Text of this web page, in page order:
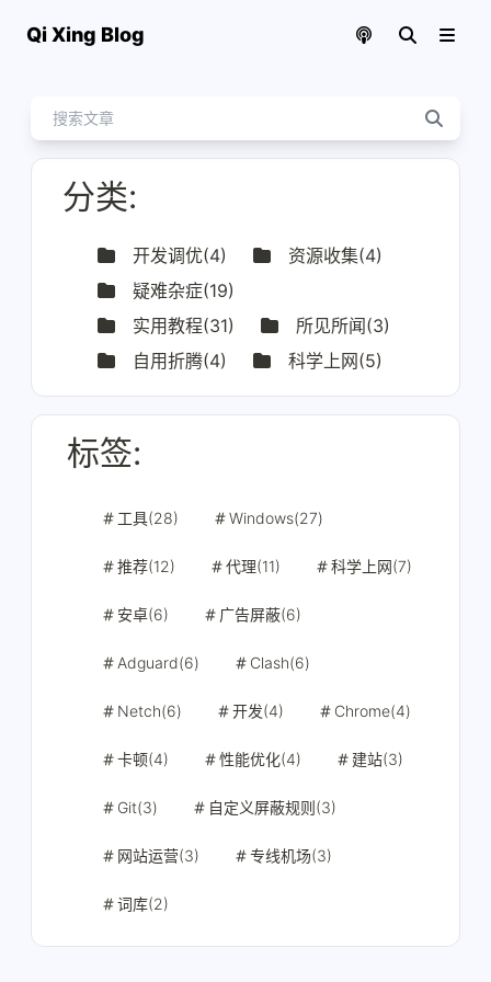
Qi Xing Blog
分类:
开发调优(4) 资源收集(4)
疑难杂症(19)
实用教程(31) 所见所闻(3)
自用折腾(4) 科学上网(5)
标签:
工具(28) Windows(27)
推荐(12) 代理(11) 科学上网(7)
安卓(6) 广告屏蔽(6)
Adguard(6) Clash(6)
Netch(6) 开发(4) Chrome(4)
卡顿(4) 性能优化(4) 建站(3)
Git(3) 自定义屏蔽规则(3)
网站运营(3) 专线机场(3)
词库(2)